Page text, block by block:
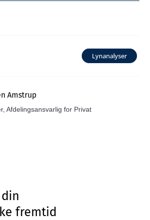
Lynanalyser
Amstrup
Afdelingsansvarlig for Privat
fremtid